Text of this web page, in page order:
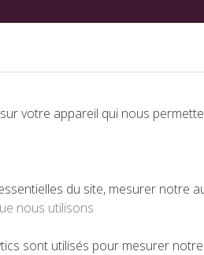
votre appareil qui nous
du site, mesurer notre
nous utilisons
sont utilisés pour mesurer